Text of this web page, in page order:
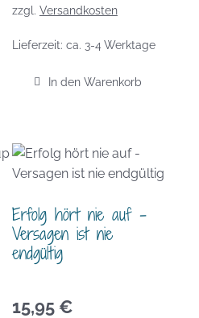
zzgl. Versandkosten
Lieferzeit: ca. 3-4 Werktage
In den Warenkorb
Erfolg hört nie auf –
Versagen ist nie
endgültig
15,95 €